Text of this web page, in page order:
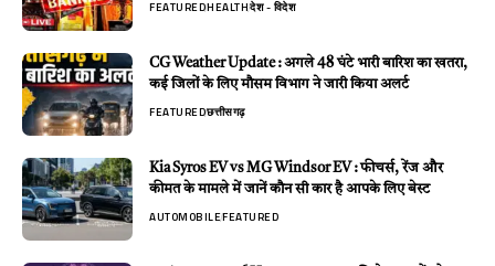
FEATUREDHEALTHदेश - विदेश
CG Weather Update : अगले 48 घंटे भारी बारिश का खतरा,
कई जिलों के लिए मौसम विभाग ने जारी किया अलर्ट
FEATUREDछत्तीसगढ़
Kia Syros EV vs MG Windsor EV : फीचर्स, रेंज और
कीमत के मामले में जानें कौन सी कार है आपके लिए बेस्ट
AUTOMOBILEFEATURED